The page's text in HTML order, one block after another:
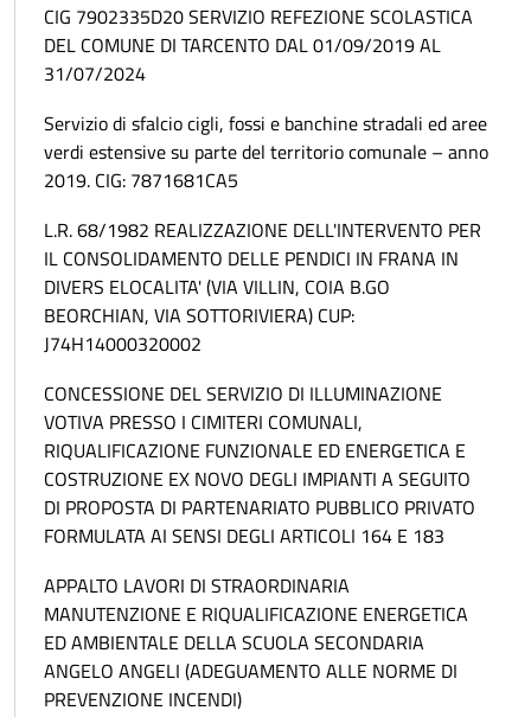
CIG 7902335D20 SERVIZIO REFEZIONE SCOLASTICA
DEL COMUNE DI TARCENTO DAL 01/09/2019 AL
31/07/2024
Servizio di sfalcio cigli, fossi e banchine stradali ed aree
verdi estensive su parte del territorio comunale – anno
2019. CIG: 7871681CA5
L.R. 68/1982 REALIZZAZIONE DELL'INTERVENTO PER
IL CONSOLIDAMENTO DELLE PENDICI IN FRANA IN
DIVERS ELOCALITA' (VIA VILLIN, COIA B.GO
BEORCHIAN, VIA SOTTORIVIERA) CUP:
J74H14000320002
CONCESSIONE DEL SERVIZIO DI ILLUMINAZIONE
VOTIVA PRESSO I CIMITERI COMUNALI,
RIQUALIFICAZIONE FUNZIONALE ED ENERGETICA E
COSTRUZIONE EX NOVO DEGLI IMPIANTI A SEGUITO
DI PROPOSTA DI PARTENARIATO PUBBLICO PRIVATO
FORMULATA AI SENSI DEGLI ARTICOLI 164 E 183
APPALTO LAVORI DI STRAORDINARIA
MANUTENZIONE E RIQUALIFICAZIONE ENERGETICA
ED AMBIENTALE DELLA SCUOLA SECONDARIA
ANGELO ANGELI (ADEGUAMENTO ALLE NORME DI
PREVENZIONE INCENDI)